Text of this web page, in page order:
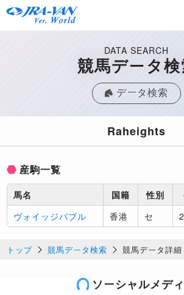
DATA SEARCH
競馬データ
データ検索
Raheights
産駒一覧
馬名 国籍 性別
ヴォイッジバブル
香港 セ
トップ 競馬データ検索 競馬データ詳細
ソーシャルメデ